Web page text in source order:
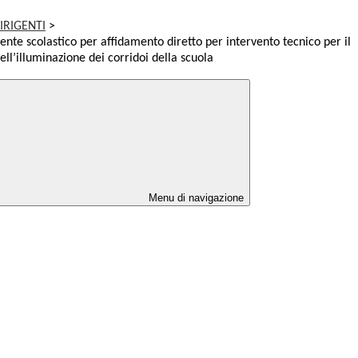
>
scolastico per affidamento diretto per intervento tecnico per il
dei corridoi della scuola
Menu di navigazione